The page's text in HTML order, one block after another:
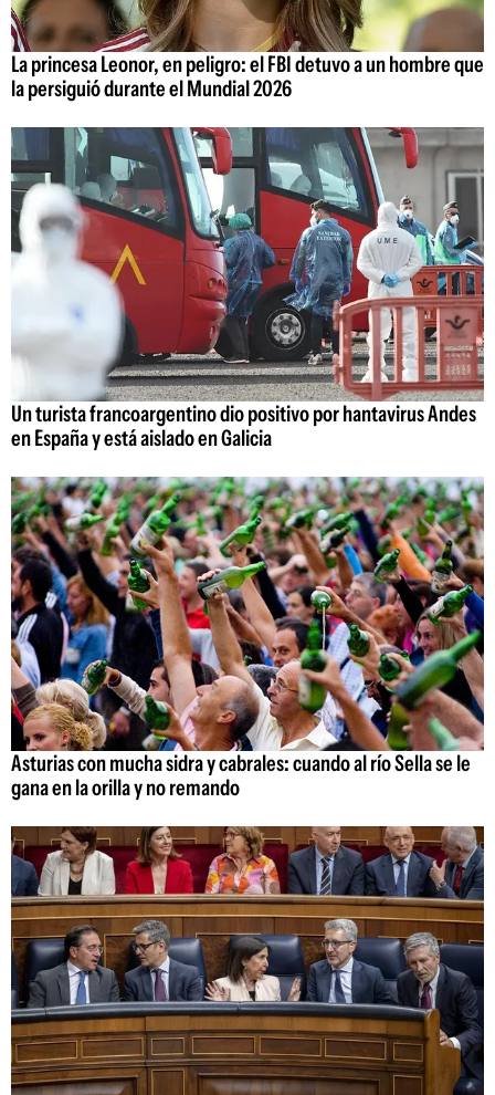
La princesa Leonor, en peligro: el FBI detuvo a un hombre que
la persiguió durante el Mundial 2026
Un turista francoargentino dio positivo por hantavirus Andes
en España y está aislado en Galicia
Asturias con mucha sidra y cabrales: cuando al río Sella se le
gana en la orilla y no remando